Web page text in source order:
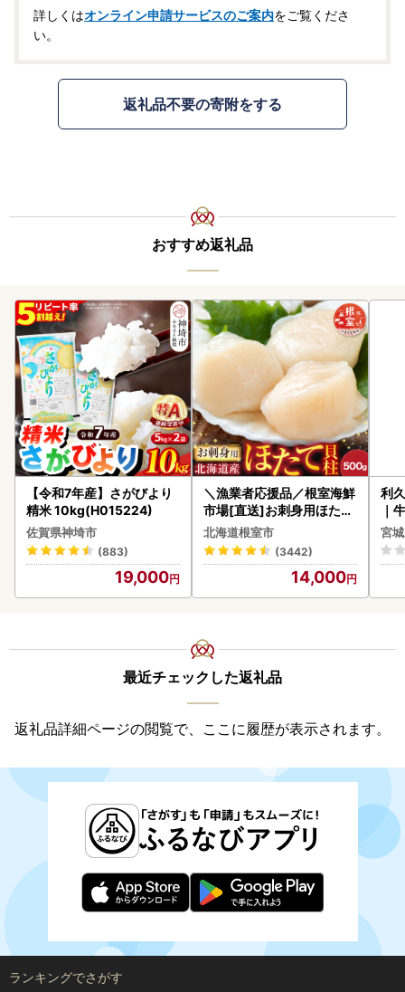
詳しくはオンライン申請サービスのご案内をご覧くださ
い。
返礼品不要の寄附をする
おすすめ返礼品
【令和7年産】さがびより
精米 10kg(H015224)
佐賀県神埼市
(883)
19,000
＼漁業者応援品／根室海鮮
市場[直送]お刺身用ほたて
貝柱500g A-28002
北海道根室市
(3442)
14,000
利
｜
宮
最近チェックした返礼品
返礼品詳細ページの閲覧で、ここに履歴が表示されます。
ランキングでさがす